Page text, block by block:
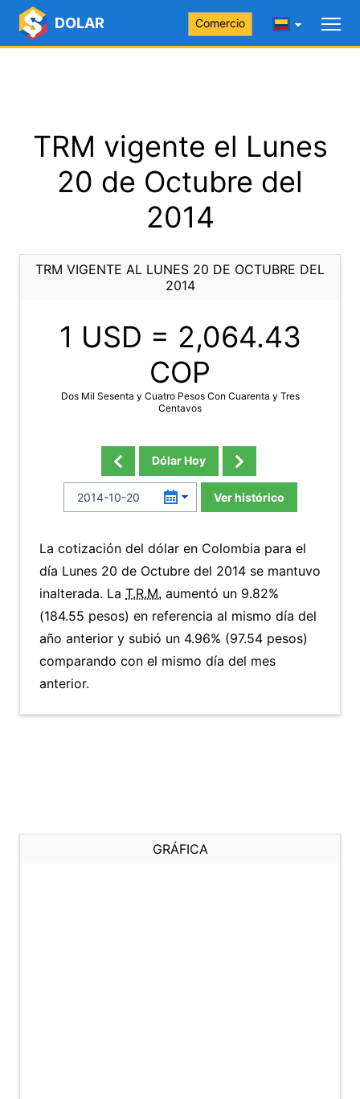
DOLAR Comercio
TRM vigente el Lunes
20 de Octubre del
2014
TRM VIGENTE AL LUNES 20 DE OCTUBRE DEL
2014
1 USD = 2,064.43
COP
Dos Mil Sesenta y Cuatro Pesos Con Cuarenta y Tres
Centavos
Dólar Hoy
Ver histórico
La cotización del dólar en Colombia para el
día Lunes 20 de Octubre del 2014 se mantuvo
inalterada. La T.R.M. aumentó un 9.82%
(184.55 pesos) en referencia al mismo día del
año anterior y subió un 4.96% (97.54 pesos)
comparando con el mismo día del mes
anterior.
GRÁFICA